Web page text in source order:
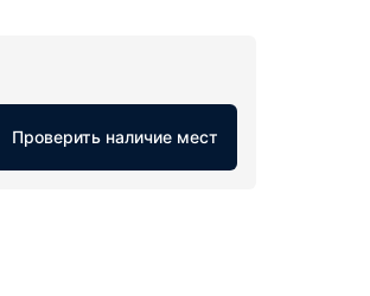
Проверить наличие мест